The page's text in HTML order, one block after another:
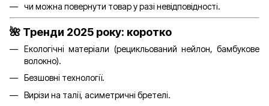
чи можна повернути товар у разі невідповідності.
🌺 Тренди 2025 року: коротко
Екологічні матеріали (рецикльований нейлон, бамбукове
волокно).
Безшовні технології.
Вирізи на талії, асиметричні бретелі.